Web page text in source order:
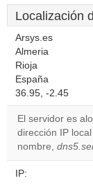
Localización
Arsys.es
Almeria
Rioja
España
36.95, -2.45
El servidor es
dirección IP
nombre,
IP: